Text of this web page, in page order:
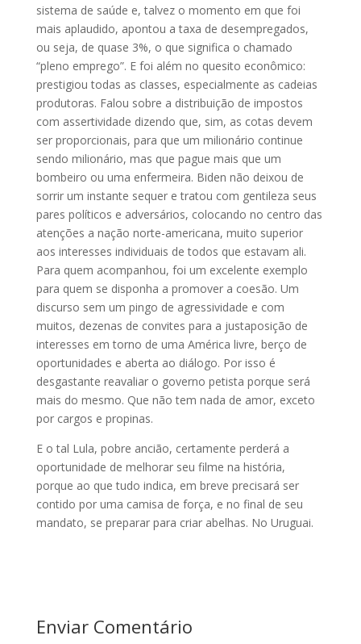
sistema de saúde e, talvez o momento em que foi
mais aplaudido, apontou a taxa de desempregados,
ou seja, de quase 3%, o que significa o chamado
“pleno emprego”. E foi além no quesito econômico:
prestigiou todas as classes, especialmente as cadeias
produtoras. Falou sobre a distribuição de impostos
com assertividade dizendo que, sim, as cotas devem
ser proporcionais, para que um milionário continue
sendo milionário, mas que pague mais que um
bombeiro ou uma enfermeira. Biden não deixou de
sorrir um instante sequer e tratou com gentileza seus
pares políticos e adversários, colocando no centro das
atenções a nação norte-americana, muito superior
aos interesses individuais de todos que estavam ali.
Para quem acompanhou, foi um excelente exemplo
para quem se disponha a promover a coesão. Um
discurso sem um pingo de agressividade e com
muitos, dezenas de convites para a justaposição de
interesses em torno de uma América livre, berço de
oportunidades e aberta ao diálogo. Por isso é
desgastante reavaliar o governo petista porque será
mais do mesmo. Que não tem nada de amor, exceto
por cargos e propinas.
E o tal Lula, pobre ancião, certamente perderá a
oportunidade de melhorar seu filme na história,
porque ao que tudo indica, em breve precisará ser
contido por uma camisa de força, e no final de seu
mandato, se preparar para criar abelhas. No Uruguai.
Enviar Comentário